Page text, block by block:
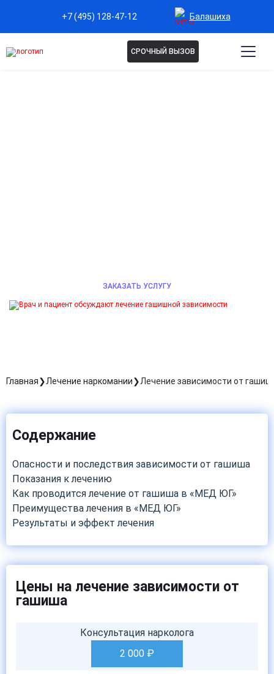
+7 (495) 128-47-12 Балашиха
СРОЧНЫЙ ВЫЗОВ
ЗАКАЗАТЬ УСЛУГУ
Главная Лечение наркомании Лечение зависимости от
Содержание
Опасности и последствия зависимости от гашиша
Показания к лечению
Как проводится лечение от гашиша в «МЕД ЮГ»
Преимущества лечения в «МЕД ЮГ»
Результаты и эффект лечения
Цены на лечение зависимости от
гашиша
Консультация нарколога
2 000 ₽